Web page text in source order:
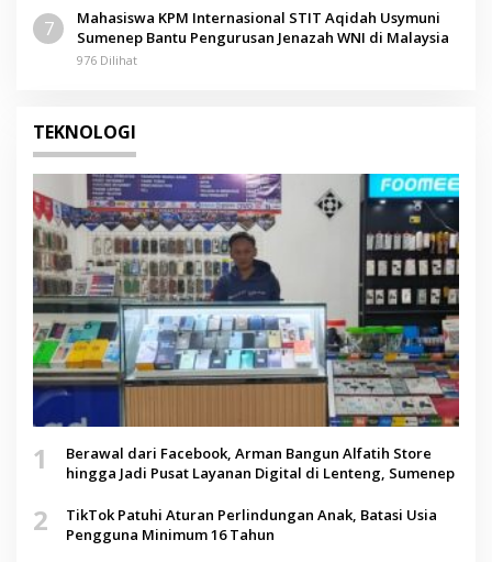
7
Mahasiswa KPM Internasional STIT Aqidah Usymuni
Sumenep Bantu Pengurusan Jenazah WNI di Malaysia
976 Dilihat
TEKNOLOGI
1
Berawal dari Facebook, Arman Bangun Alfatih Store
hingga Jadi Pusat Layanan Digital di Lenteng, Sumenep
2
TikTok Patuhi Aturan Perlindungan Anak, Batasi Usia
Pengguna Minimum 16 Tahun